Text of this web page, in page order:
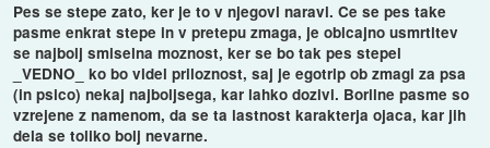
Pes se stepe zato, ker je to v njegovi naravi. Ce se pes take
pasme enkrat stepe in v pretepu zmaga, je obicajno usmrtitev
se najbolj smiselna moznost, ker se bo tak pes stepel
_VEDNO_ ko bo videl priloznost, saj je egotrip ob zmagi za psa
(in psico) nekaj najboljsega, kar lahko dozivi. Borilne pasme so
vzrejene z namenom, da se ta lastnost karakterja ojaca, kar jih
dela se toliko bolj nevarne.